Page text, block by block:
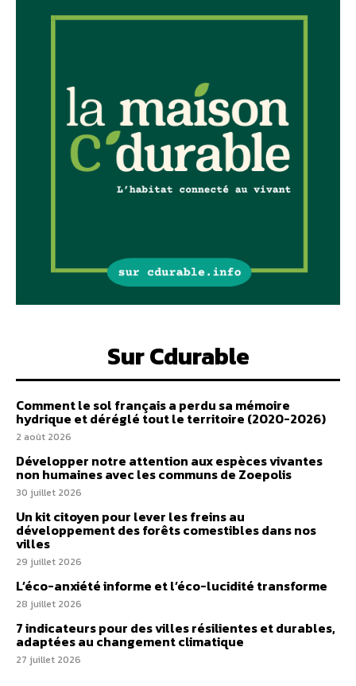
Sur Cdurable
Comment le sol français a perdu sa mémoire
hydrique et déréglé tout le territoire (2020-2026)
2 août 2026
Développer notre attention aux espèces vivantes
non humaines avec les communs de Zoepolis
30 juillet 2026
Un kit citoyen pour lever les freins au
développement des forêts comestibles dans nos
villes
29 juillet 2026
L’éco-anxiété informe et l’éco-lucidité transforme
28 juillet 2026
7 indicateurs pour des villes résilientes et durables,
adaptées au changement climatique
27 juillet 2026